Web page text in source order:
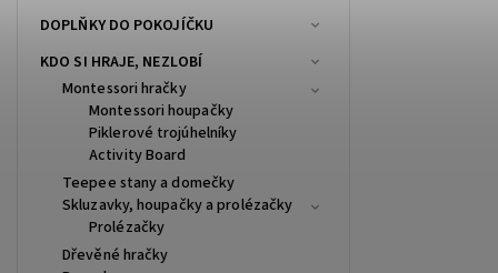
DOPLŇKY DO POKOJÍČKU
KDO SI HRAJE, NEZLOBÍ
Montessori hračky
Montessori houpačky
Piklerové trojúhelníky
Activity Board
Teepee stany a domečky
Skluzavky, houpačky a prolézačky
Prolézačky
Dřevěné hračky